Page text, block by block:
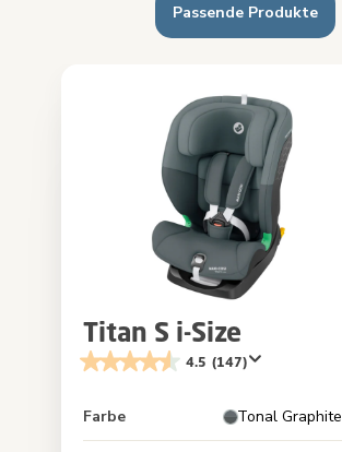
Passende Produkte
Titan S i-Size
4.5 (147)
Farbe Tonal Graphite